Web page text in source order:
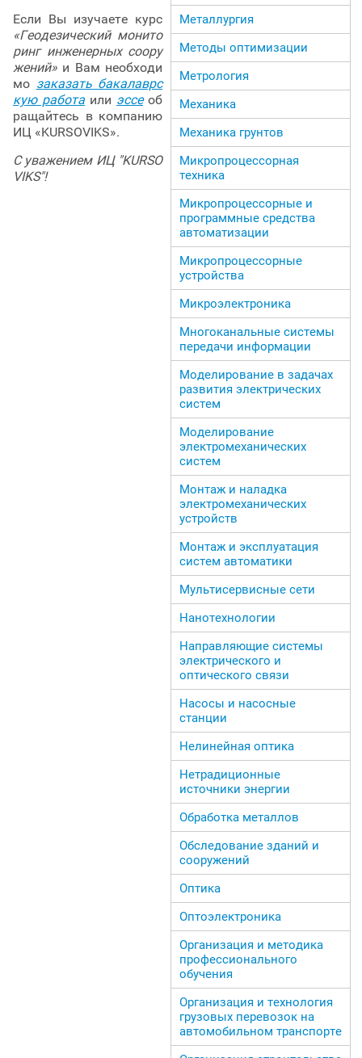
Если Вы изучаете курс
«Геодезический монито
ринг инженерных соору
жений» и Вам необходи
мо заказать бакалаврс
кую работа или эссеоб
ращайтесь в компанию
ИЦ «KURSOVIKS».
С уважением ИЦ "KURSO
VIKS"!
Металлургия
Методы оптимизации
Метрология
Механика
Механика грунтов
Микропроцессорная
техника
Микропроцессорные и
программные средства
автоматизации
Микропроцессорные
устройства
Микроэлектроника
Многоканальные системы
передачи информации
Моделирование в задачах
развития электрических
систем
Моделирование
электромеханических
систем
Монтаж и наладка
электромеханических
устройств
Монтаж и эксплуатация
систем автоматики
Мультисервисные сети
Нанотехнологии
Направляющие системы
электрического и
оптического связи
Насосы и насосные
станции
Нелинейная оптика
Нетрадиционные
источники энергии
Обработка металлов
Обследование зданий и
сооружений
Оптика
Оптоэлектроника
Организация и методика
профессионального
обучения
Организация и технология
грузовых перевозок на
автомобильном транспорте